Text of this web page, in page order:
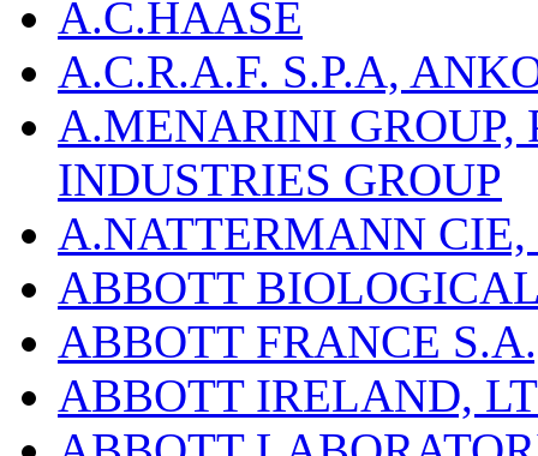
A.C.HAASE
A.C.R.A.F. S.P.A,
A.MENARINI
INDUSTRIES GROUP
A.NATTERMANN
ABBOTT
ABBOTT FRANCE
ABBOTT IRELAND,